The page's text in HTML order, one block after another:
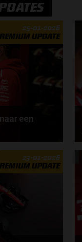
25-01-2026
UPDATE
een
in de Formule
misschien...23-01-2026
UPDATE